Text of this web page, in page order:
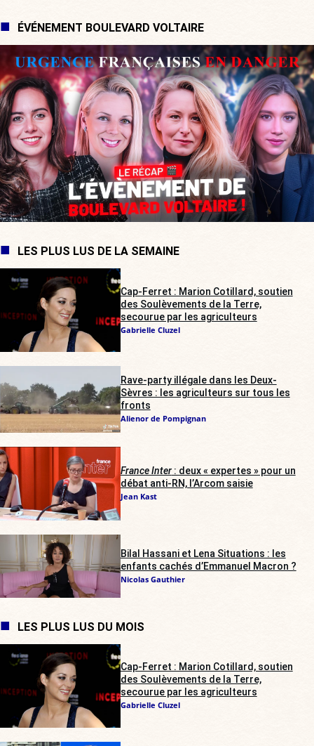
ÉVÉNEMENT BOULEVARD VOLTAIRE
LES PLUS LUS DE LA SEMAINE
Cap-Ferret : Marion Cotillard, soutien
des Soulèvements de la Terre,
secourue par les agriculteurs
Gabrielle Cluzel
Rave-party illégale dans les Deux-
Sèvres : les agriculteurs sur tous les
fronts
Alienor de Pompignan
France Inter: deux « expertes » pour un
débat anti-RN, l’Arcom saisie
Jean Kast
Bilal Hassani et Lena Situations : les
enfants cachés d’Emmanuel Macron ?
Nicolas Gauthier
LES PLUS LUS DU MOIS
Cap-Ferret : Marion Cotillard, soutien
des Soulèvements de la Terre,
secourue par les agriculteurs
Gabrielle Cluzel